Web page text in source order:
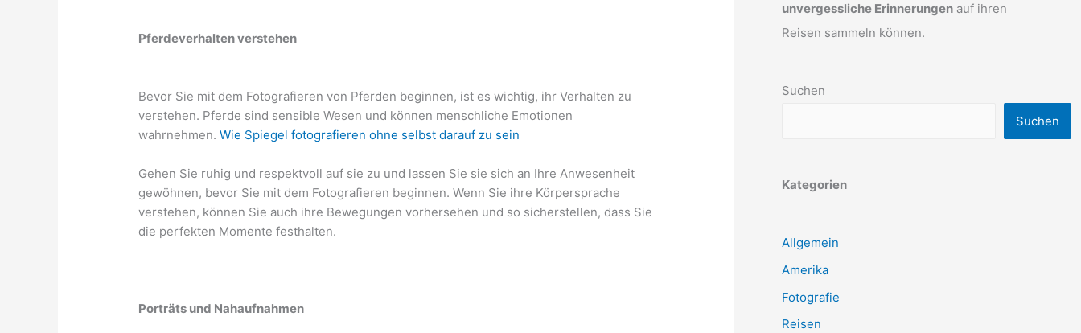
Pferdeverhalten verstehen
Bevor Sie mit dem Fotografieren von Pferden beginnen, ist es wichtig, ihr Verhalten zu
verstehen. Pferde sind sensible Wesen und können menschliche Emotionen
wahrnehmen.Wie Spiegel fotografieren ohne selbst darauf zu sein
Gehen Sie ruhig und respektvoll auf sie zu und lassen Sie sie sich an Ihre Anwesenheit
gewöhnen, bevor Sie mit dem Fotografieren beginnen. Wenn Sie ihre Körpersprache
verstehen, können Sie auch ihre Bewegungen vorhersehen und so sicherstellen, dass Sie
die perfekten Momente festhalten.
Porträts und Nahaufnahmen
unvergessliche Erinnerungen auf ihren
Reisen sammeln können.
Suchen
Suchen
Kategorien
Allgemein
Amerika
Fotografie
Reisen